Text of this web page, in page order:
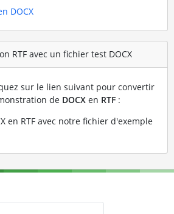
DOCX
RTF avec un fichier test DOCX
sur le lien suivant pour convertir
de DOCXen RTF:
en RTF avec notre fichier d'exemple